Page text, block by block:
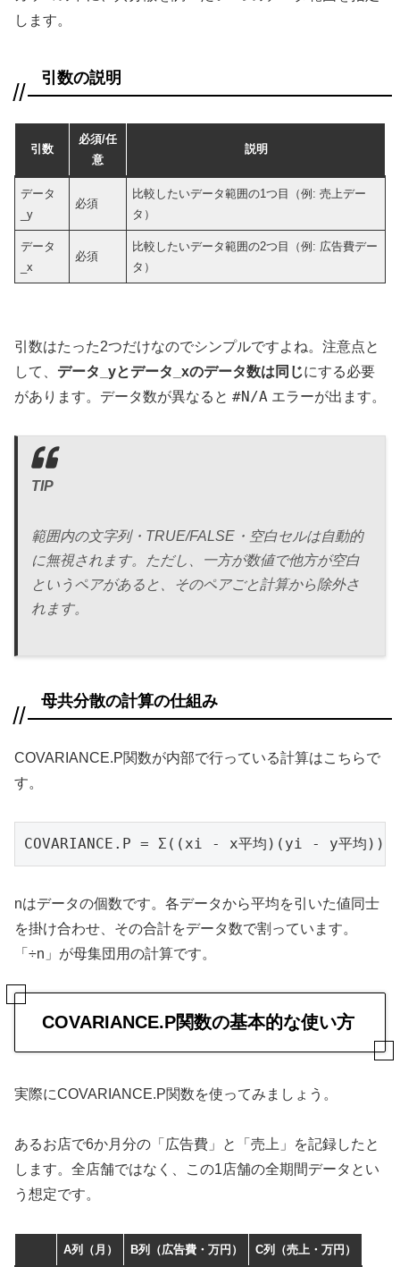
します。
引数の説明
引数
必須/任
意
説明
データ
_y
必須
比較したいデータ範囲の1つ目（例: 売上デー
タ）
データ
_x
必須
比較したいデータ範囲の2つ目（例: 広告費デー
タ）
引数はたった2つだけなのでシンプルですよね。注意点と
して、 データ_yとデータ_xのデータ数は同じにする必要
があります。データ数が異なると #N/A エラーが出ます。
TIP
範囲内の文字列・TRUE/FALSE・空白セルは自動的
に無視されます。ただし、一方が数値で他方が空白
というペアがあると、そのペアごと計算から除外さ
れます。
母共分散の計算の仕組み
COVARIANCE.P関数が内部で行っている計算はこちらで
す。
COVARIANCE.P = Σ((xi - x平均)(yi - y平均))
nはデータの個数です。各データから平均を引いた値同士
を掛け合わせ、その合計をデータ数で割っています。
「÷n」が母集団用の計算です。
COVARIANCE.P関数の基本的な使い方
実際にCOVARIANCE.P関数を使ってみましょう。
あるお店で6か月分の「広告費」と「売上」を記録したと
します。全店舗ではなく、この1店舗の全期間データとい
う想定です。
A列（月） B列（広告費・万円） C列（売上・万円）